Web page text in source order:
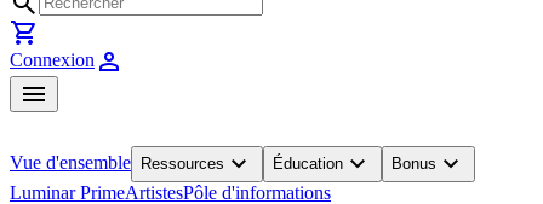
shopping_cart
Connexion person
menu
Vue d'ensemble Ressources expand_more Éducation expand_more Bonus expand_more
Luminar PrimeArtistesPôle d'informations